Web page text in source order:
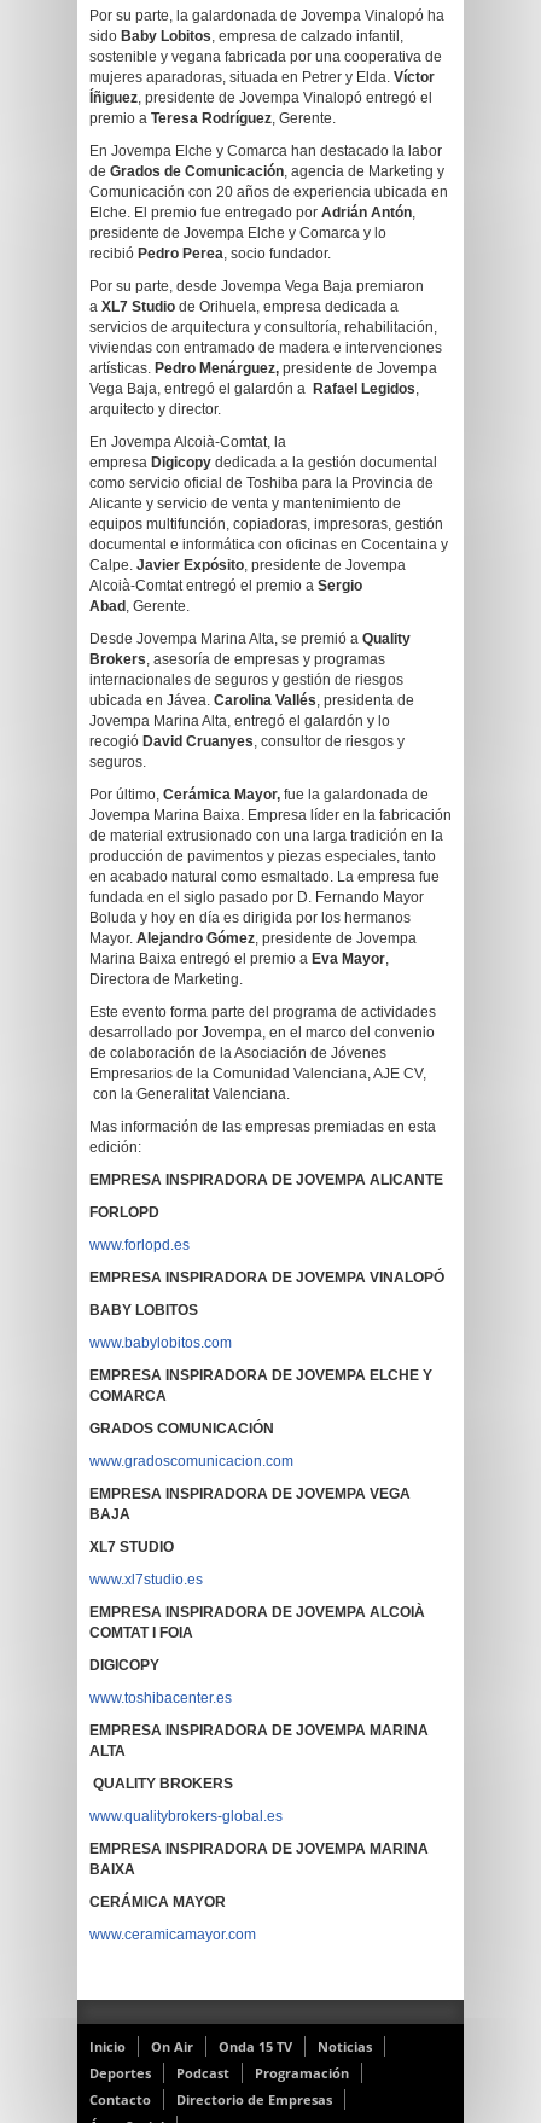
Por su parte, la galardonada de Jovempa Vinalopó ha
sido Baby Lobitos, empresa de calzado infantil,
sostenible y vegana fabricada por una cooperativa de
mujeres aparadoras, situada en Petrer y Elda. Víctor
Íñiguez, presidente de Jovempa Vinalopó entregó el
premio a Teresa Rodríguez, Gerente.
En Jovempa Elche y Comarca han destacado la labor
de Grados de Comunicación, agencia de Marketing y
Comunicación con 20 años de experiencia ubicada en
Elche. El premio fue entregado por Adrián Antón,
presidente de Jovempa Elche y Comarca y lo
recibió Pedro Perea, socio fundador.
Por su parte, desde Jovempa Vega Baja premiaron
a XL7 Studio de Orihuela, empresa dedicada a
servicios de arquitectura y consultoría, rehabilitación,
viviendas con entramado de madera e intervenciones
artísticas. Pedro Menárguez, presidente de Jovempa
Vega Baja, entregó el galardón a Rafael Legidos,
arquitecto y director.
En Jovempa Alcoià-Comtat, la
empresa Digicopy dedicada a la gestión documental
como servicio oficial de Toshiba para la Provincia de
Alicante y servicio de venta y mantenimiento de
equipos multifunción, copiadoras, impresoras, gestión
documental e informática con oficinas en Cocentaina y
Calpe. Javier Expósito, presidente de Jovempa
Alcoià-Comtat entregó el premio a Sergio
Abad , Gerente.
Desde Jovempa Marina Alta, se premió a Quality
Brokers, asesoría de empresas y programas
internacionales de seguros y gestión de riesgos
ubicada en Jávea. Carolina Vallés, presidenta de
Jovempa Marina Alta, entregó el galardón y lo
recogió David Cruanyes, consultor de riesgos y
seguros.
Por último, Cerámica Mayor, fue la galardonada de
Jovempa Marina Baixa. Empresa líder en la fabricación
de material extrusionado con una larga tradición en la
producción de pavimentos y piezas especiales, tanto
en acabado natural como esmaltado. La empresa fue
fundada en el siglo pasado por D. Fernando Mayor
Boluda y hoy en día es dirigida por los hermanos
Mayor. Alejandro Gómez, presidente de Jovempa
Marina Baixa entregó el premio a Eva Mayor,
Directora de Marketing.
Este evento forma parte del programa de actividades
desarrollado por Jovempa, en el marco del convenio
de colaboración de la Asociación de Jóvenes
Empresarios de la Comunidad Valenciana, AJE CV,
con la Generalitat Valenciana.
Mas información de las empresas premiadas en esta
edición:
EMPRESA INSPIRADORA DE JOVEMPA ALICANTE
FORLOPD
www.forlopd.es
EMPRESA INSPIRADORA DE JOVEMPA VINALOPÓ
BABY LOBITOS
www.babylobitos.com
EMPRESA INSPIRADORA DE JOVEMPA ELCHE Y
COMARCA
GRADOS COMUNICACIÓN
www.gradoscomunicacion.com
EMPRESA INSPIRADORA DE JOVEMPA VEGA
BAJA
XL7 STUDIO
www.xl7studio.es
EMPRESA INSPIRADORA DE JOVEMPA ALCOIÀ
COMTAT I FOIA
DIGICOPY
www.toshibacenter.es
EMPRESA INSPIRADORA DE JOVEMPA MARINA
ALTA
QUALITY BROKERS
www.qualitybrokers-global.es
EMPRESA INSPIRADORA DE JOVEMPA MARINA
BAIXA
CERÁMICA MAYOR
www.ceramicamayor.com
Inicio On Air Onda 15 TV
Noticias
Deportes
Podcast
Programación
Contacto
Directorio de Empresas